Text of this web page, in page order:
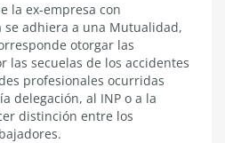
la ex-empresa con
adhiera a una Mutualidad,
otorgar las
las secuelas de los accidentes
profesionales ocurridas
delegación, al INP o a la
distinción entre los